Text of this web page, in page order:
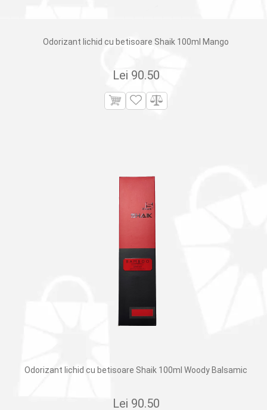
Odorizant lichid cu betisoare Shaik 100ml Mango
Lei 90.50
Odorizant lichid cu betisoare Shaik 100ml Woody Balsamic
Lei 90.50